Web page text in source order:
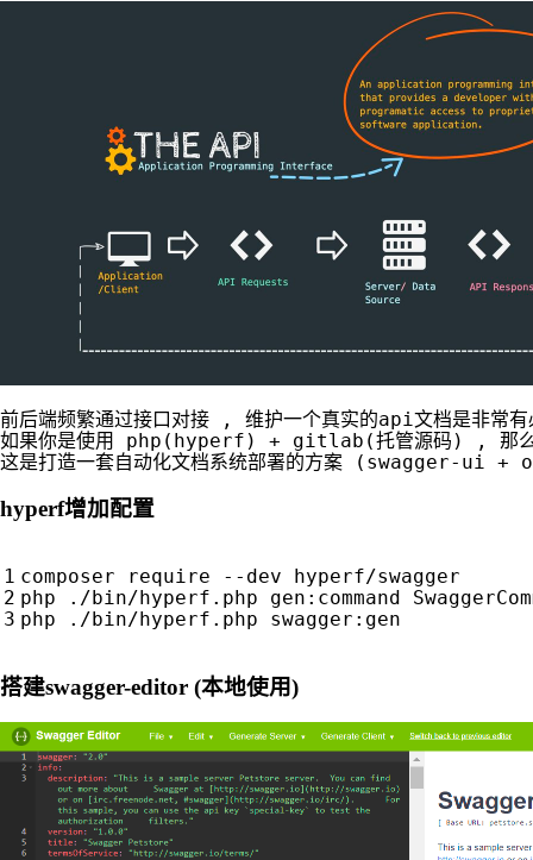
前后端频繁通过接口对接 , 维护一个真实的api文档是非常
如果你是使用 php(hyperf) + gitlab(托管源码) , 那么
hyperf增加配置
composer require --dev hyperf/swagger
php ./bin/hyperf.php gen:command
搭建swagger-editor (本地使用)